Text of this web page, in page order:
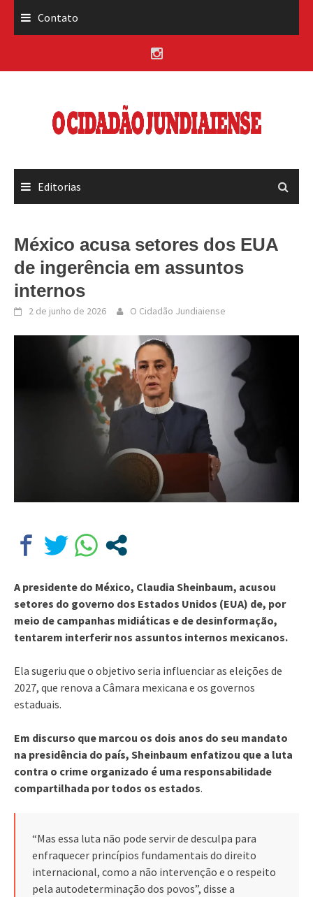
Contato
Editorias
México acusa setores dos EUA
de ingerência em assuntos
internos
2 de junho de 2026 O Cidadão Jundiaiense
A presidente do México, Claudia Sheinbaum, acusou
setores do governo dos Estados Unidos (EUA) de, por
meio de campanhas midiáticas e de desinformação,
tentarem interferir nos assuntos internos mexicanos.
Ela sugeriu que o objetivo seria influenciar as eleições de
2027, que renova a Câmara mexicana e os governos
estaduais.
Em discurso que marcou os dois anos do seu mandato
na presidência do país, Sheinbaum enfatizou que a luta
contra o crime organizado é uma responsabilidade
compartilhada por todos os estados.
“Mas essa luta não pode servir de desculpa para
enfraquecer princípios fundamentais do direito
internacional, como a não intervenção e o respeito
pela autodeterminação dos povos”, disse a